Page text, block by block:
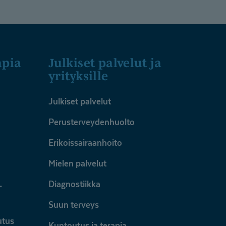
Julkiset palvelut ja
yrityksille
Julkiset palvelut
Perusterveydenhuolto
Erikoissairaanhoito
Mielen palvelut
Diagnostiikka
Suun terveys